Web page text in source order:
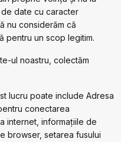
date cu caracter
nu considerăm că
pentru un scop legitim.
ul noastru, colectăm
lucru poate include Adresa
conectarea
internet, informațiile de
browser, setarea fusului